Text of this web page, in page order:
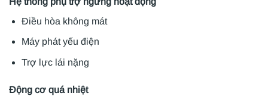
Điều hòa không mát
Máy phát yếu điện
Trợ lực lái nặng
Động cơ quá nhiệt